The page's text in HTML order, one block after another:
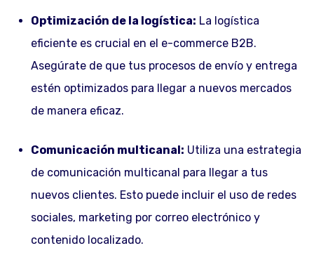
Optimización de la logística: La logística
eficiente es crucial en el e-commerce B2B.
Asegúrate de que tus procesos de envío y entrega
estén optimizados para llegar a nuevos mercados
de manera eficaz.
Comunicación multicanal: Utiliza una estrategia
de comunicación multicanal para llegar a tus
nuevos clientes. Esto puede incluir el uso de redes
sociales, marketing por correo electrónico y
contenido localizado.